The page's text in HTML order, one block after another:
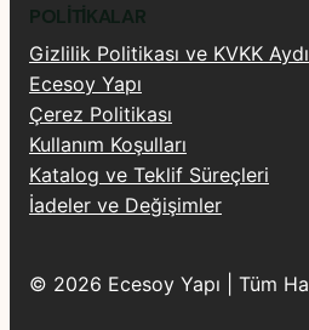
POLITIKALAR
Gizlilik Politikası ve KVKK
Ecesoy Yapı
Çerez Politikası
Kullanım Koşulları
Katalog ve Teklif Süreçleri
İadeler ve Değişimler
© 2026 Ecesoy Yapı | Tüm